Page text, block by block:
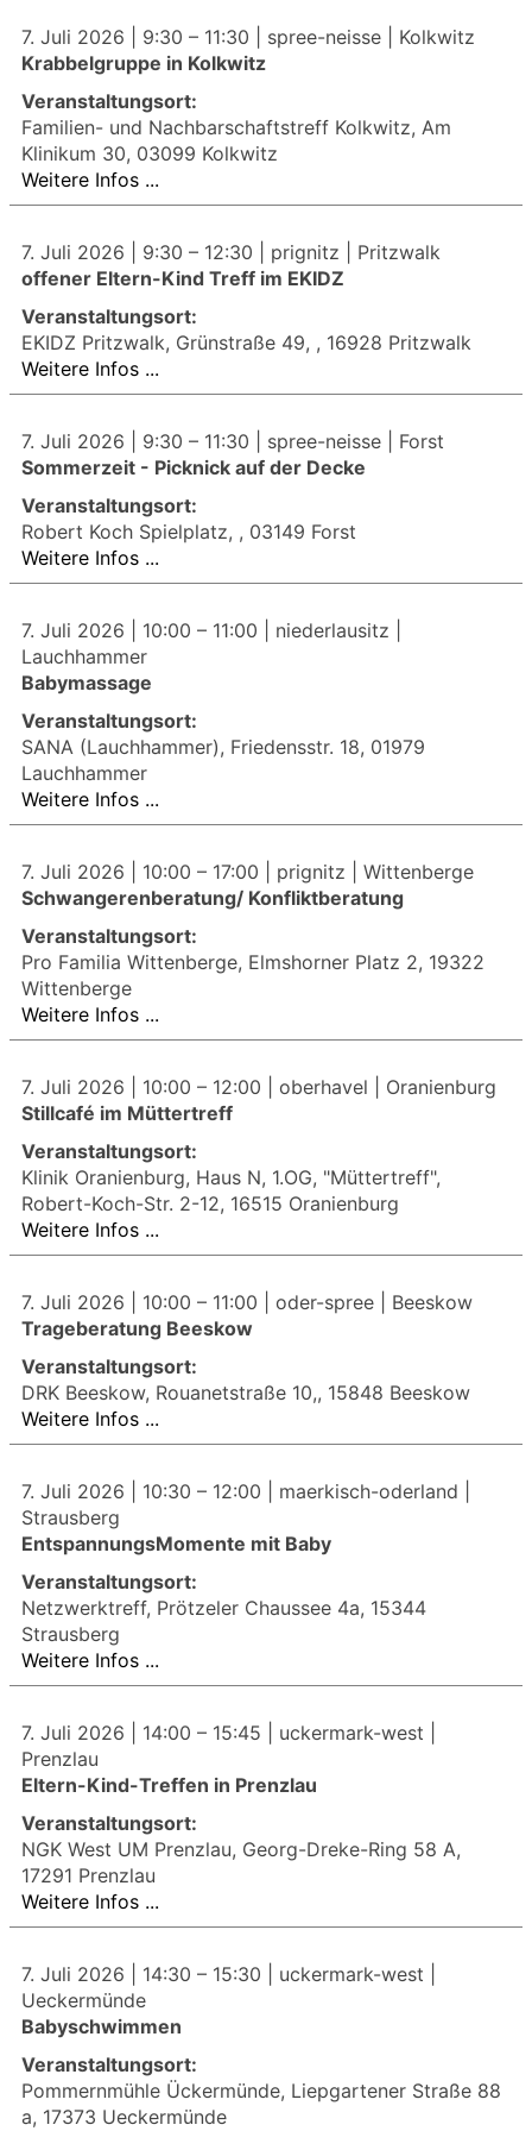
7. Juli 2026 | 9:30 – 11:30 | spree-neisse | Kolkwitz
Krabbelgruppe in Kolkwitz
Veranstaltungsort:
Familien- und Nachbarschaftstreff Kolkwitz, Am
Klinikum 30, 03099 Kolkwitz
Weitere Infos ...
7. Juli 2026 | 9:30 – 12:30 | prignitz | Pritzwalk
offener Eltern-Kind Treff im EKIDZ
Veranstaltungsort:
EKIDZ Pritzwalk, Grünstraße 49, , 16928 Pritzwalk
Weitere Infos ...
7. Juli 2026 | 9:30 – 11:30 | spree-neisse | Forst
Sommerzeit - Picknick auf der Decke
Veranstaltungsort:
Robert Koch Spielplatz, , 03149 Forst
Weitere Infos ...
7. Juli 2026 | 10:00 – 11:00 | niederlausitz |
Lauchhammer
Babymassage
Veranstaltungsort:
SANA (Lauchhammer), Friedensstr. 18, 01979
Lauchhammer
Weitere Infos ...
7. Juli 2026 | 10:00 – 17:00 | prignitz | Wittenberge
Schwangerenberatung/ Konfliktberatung
Veranstaltungsort:
Pro Familia Wittenberge, Elmshorner Platz 2, 19322
Wittenberge
Weitere Infos ...
7. Juli 2026 | 10:00 – 12:00 | oberhavel | Oranienburg
Stillcafé im Müttertreff
Veranstaltungsort:
Klinik Oranienburg, Haus N, 1.OG, "Müttertreff",
Robert-Koch-Str. 2-12, 16515 Oranienburg
Weitere Infos ...
7. Juli 2026 | 10:00 – 11:00 | oder-spree | Beeskow
Trageberatung Beeskow
Veranstaltungsort:
DRK Beeskow, Rouanetstraße 10,, 15848 Beeskow
Weitere Infos ...
7. Juli 2026 | 10:30 – 12:00 | maerkisch-oderland |
Strausberg
EntspannungsMomente mit Baby
Veranstaltungsort:
Netzwerktreff, Prötzeler Chaussee 4a, 15344
Strausberg
Weitere Infos ...
7. Juli 2026 | 14:00 – 15:45 | uckermark-west |
Prenzlau
Eltern-Kind-Treffen in Prenzlau
Veranstaltungsort:
NGK West UM Prenzlau, Georg-Dreke-Ring 58 A,
17291 Prenzlau
Weitere Infos ...
7. Juli 2026 | 14:30 – 15:30 | uckermark-west |
Ueckermünde
Babyschwimmen
Veranstaltungsort:
Pommernmühle Ückermünde, Liepgartener Straße 88
a, 17373 Ueckermünde